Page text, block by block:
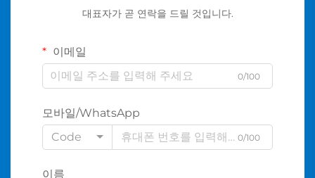
대표자가 곧 연락을 드릴 것입니다.
이메일
0/100
모바일/WhatsApp
Code
0/100
이름